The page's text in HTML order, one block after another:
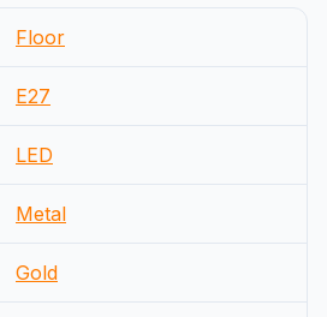
Floor
E27
LED
Metal
Gold